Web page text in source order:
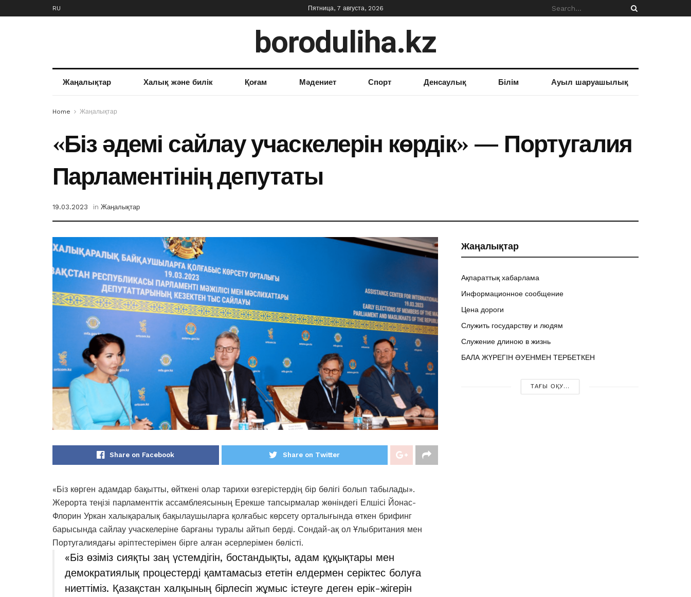
RU Пятница, 7 августа, 2026
boroduliha.kz
Жаңалықтар Халық және билік Қоғам Мәдениет Спорт Денсаулық Білім Ауыл шаруашылық
Home Жаңалықтар
«Біз әдемі сайлау учаскелерін көрдік» — Португалия
Парламентінің депутаты
19.03.2023 in Жаңалықтар
Share on Facebook Share on Twitter
«Біз көрген адамдар бақытты, өйткені олар тарихи өзгерістердің бір бөлігі болып табылады».
Жерорта теңізі парламенттік ассамблеясының Ерекше тапсырмалар жөніндегі Елшісі Йонас-
Флорин Уркан халықаралық бақылаушыларға қолғабыс көрсету орталығында өткен брифинг
барысында сайлау учаскелеріне барғаны туралы айтып берді. Сондай-ақ ол Ұлыбритания мен
Португалиядағы әріптестерімен бірге алған әсерлерімен бөлісті.
«Біз өзіміз сияқты заң үстемдігін, бостандықты, адам құқықтары мен
демократиялық процестерді қамтамасыз ететін елдермен серіктес болуға
ниеттіміз. Қазақстан халқының бірлесіп жұмыс істеуге деген ерік-жігерін
Жаңалықтар
Ақпараттық хабарлама
Информационное сообщение
Цена дороги
Служить государству и людям
Служение длиною в жизнь
БАЛА ЖҮРЕГІН ӘУЕНМЕН ТЕРБЕТКЕН
ТАҒЫ ОҚУ...